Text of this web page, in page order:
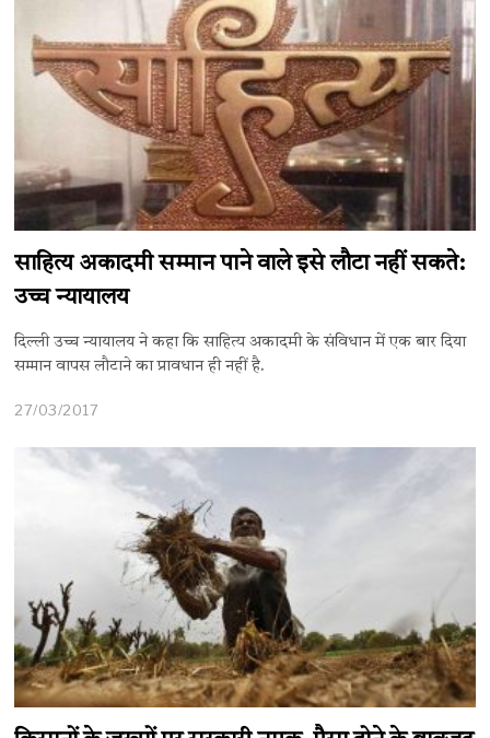
साहित्य अकादमी सम्मान पाने वाले इसे लौटा नहीं सकते:
उच्च न्यायालय
दिल्ली उच्च न्यायालय ने कहा कि साहित्य अकादमी के संविधान में एक बार दिया
सम्मान वापस लौटाने का प्रावधान ही नहीं है.
27/03/2017